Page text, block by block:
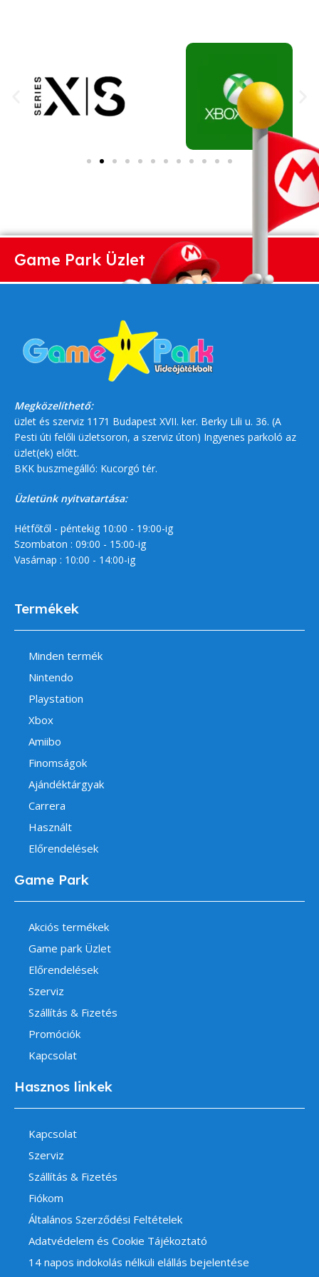
Game Park Üzlet
Megközelíthető:
üzlet és szerviz 1171 Budapest XVII. ker. Berky Lili u. 36. (A
Pesti úti felőli üzletsoron, a szerviz úton) Ingyenes parkoló az
üzlet(ek) előtt.
BKK buszmegálló: Kucorgó tér.
Üzletünk nyitvatartása:
Hétfőtől - péntekig 10:00 - 19:00-ig
Szombaton : 09:00 - 15:00-ig
Vasárnap : 10:00 - 14:00-ig
Termékek
Minden termék
Nintendo
Playstation
Xbox
Amiibo
Finomságok
Ajándéktárgyak
Carrera
Használt
Előrendelések
Game Park
Akciós termékek
Game park Üzlet
Előrendelések
Szerviz
Szállítás & Fizetés
Promóciók
Kapcsolat
Hasznos linkek
Kapcsolat
Szerviz
Szállítás & Fizetés
Fiókom
Általános Szerződési Feltételek
Adatvédelem és Cookie Tájékoztató
14 napos indokolás nélküli elállás bejelentése